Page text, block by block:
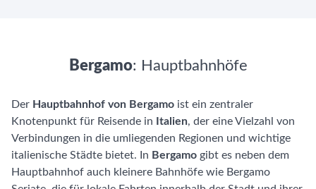
Bergamo: Hauptbahnhöfe
Der Hauptbahnhof von Bergamo ist ein zentraler
Knotenpunkt für Reisende in
Italien, der eine Vielzahl von
Verbindungen in die umliegenden Regionen und wichtige
italienische Städte bietet. In Bergamo gibt es neben dem
Hauptbahnhof auch kleinere Bahnhöfe wie Bergamo